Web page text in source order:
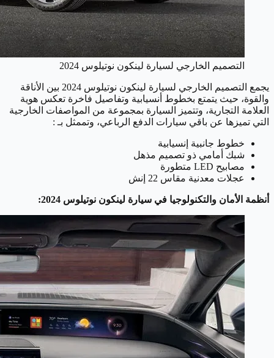
التصميم الخارجي لسيارة لينكون نوتيلوس 2024
يجمع التصميم الخارجي لسيارة لينكون نوتيلوس 2024 بين الأناقة
والقوة، حيث يتمتع بخطوط أنسيابية وتفاصيل فاخرة تعكس هوية
العلامة التجارية، وتتميز السيارة بمجموعة من المواصفات الخارجية
التي تميزها عن باقي سيارات الدفع الرباعي، وتممثل بـ :
خطوط جانبية إنسيابية
شبك أمامي ذو تصميم مذهل
مصابيح LED متطورة
عجلات معدنية مقاس 22 إنش
أنظمة الأمان والتكنولوجيا في سيارة لينكون نوتيلوس 2024: